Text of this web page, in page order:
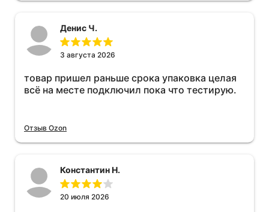
Денис Ч.
3 августа 2026
товар пришел раньше срока упаковка целая
всё на месте подключил пока что тестирую.
Отзыв Ozon
Константин Н.
20 июля 2026